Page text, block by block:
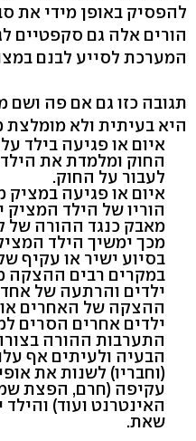
להפסיק באופן מידי את
הורים אלה גם סקפטיים
המערכת לסייע לבנם
תגובה כזו גם אם פה
היא בעיתית ולא
איום או פגיעה בילד
החוק ומלמדת את
לעבור על החוק.
איום או פגיעה במציק
הוריו של הילד המציק
מאבק כנגד ההורה של
מכך ימשיך הילד
בסיוע ישיר או עקיף
במקרים רבים ההצקה
ילדים והרתעה של
ההצקה של האחרים או
ילדים אחרים הסרים
התערבות ההורה
הבעיה ולעיתים אף
(וחבריו) לשנות את
עקיפה (חרם, הפצת
האינטרנט ועוד)
שאת.